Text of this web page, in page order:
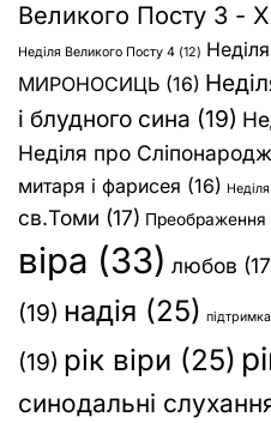
Великого Посту 3 -
Неділя Великого Посту 4 (12)
МИРОНОСИЦЬ (16)
і блудного сина (19)
Неділя про
митаря і фарисея (16)
св.Томи (17) Преображення
віра (33) любов
(19) надія (25) підтримка
(19) рік віри (25)
синодальні